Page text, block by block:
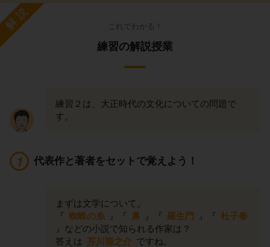
解説 これでわかる！
練習の解説授業
練習２は、大正時代の文化についての問題で
す。
代表作と著者をセットで覚えよう！
まずは文学について。
『
蜘蛛の糸 』『 鼻 』『 羅生門 』『
杜子春
』などの小説で知られる作家は？
答えは 芥川龍之介 ですね。